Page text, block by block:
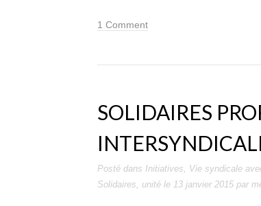
1 Comment
SOLIDAIRES
Posté dans Initiatives, Vie syndicale
Solidaires, unité le 13 janvier 2015 par